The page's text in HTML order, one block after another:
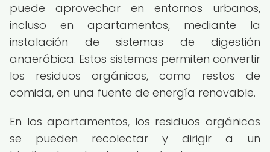
puede aprovechar en entornos urbanos,
incluso en apartamentos, mediante la
instalación de sistemas de digestión
anaeróbica. Estos sistemas permiten convertir
los residuos orgánicos, como restos de
comida, en una fuente de energía renovable.
En los apartamentos, los residuos orgánicos
se pueden recolectar y dirigir a un